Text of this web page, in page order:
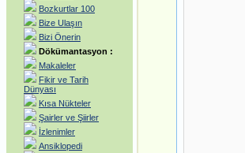
Bozkurtlar 100
Bize Ulaşın
Bizi Önerin
Dökümantasyon :
Makaleler
Fikir ve Tarih
Dünyası
Kısa Nükteler
Şairler ve Şiirler
İzlenimler
Ansiklopedi